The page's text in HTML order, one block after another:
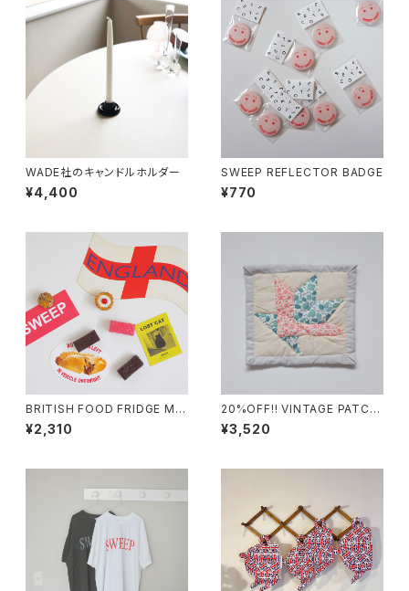
WADE社のキャンドルホルダー
¥4,400
SWEEP REFLECTOR BADGE
¥770
BRITISH FOOD FRIDGE MA
GNET
¥2,310
20%OFF!! VINTAGE PATCH
WORK PIECE ⑨
¥3,520